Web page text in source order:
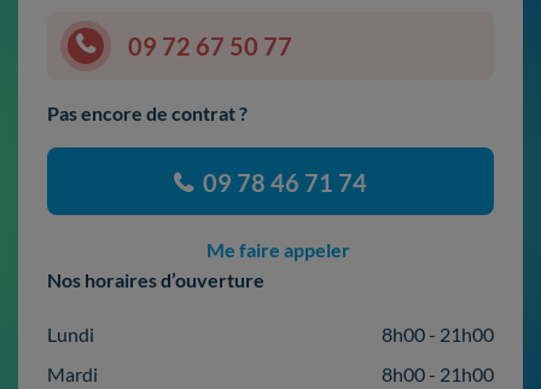
09 72 67 50 77
Pas encore de contrat ?
09 78 46 71 74
Me faire appeler
Nos horaires d’ouverture
Lundi
8h00 - 21h00
Mardi
8h00 - 21h00